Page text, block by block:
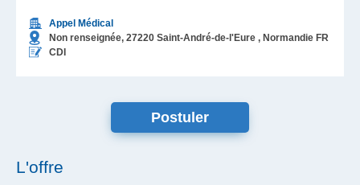
Appel Médical
Non renseignée, 27220 Saint-André-de-l'Eure , Normandie FR
CDI
L'offre